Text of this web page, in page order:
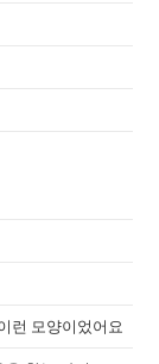
런 모양이었어요